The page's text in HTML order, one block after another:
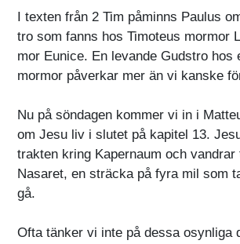
I texten från 2 Tim påminns Paulus
tro som fanns hos Timoteus mormor
mor Eunice. En levande Gudstro hos
mormor påverkar mer än vi kanske
Nu på söndagen kommer vi in i
om Jesu liv i slutet på kapitel 13.
trakten kring Kapernaum och
Nasaret, en sträcka på fyra mil som
gå.
Ofta tänker vi inte på dessa osynliga